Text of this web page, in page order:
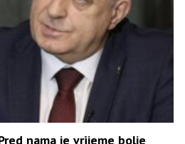
nama je vrijeme bolje